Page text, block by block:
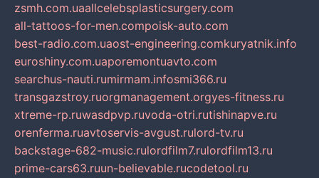
zsmh.com.uaallcelebsplasticsurgery.com
all-tattoos-for-men.compoisk-auto.com
best-radio.com.uaost-engineering.comkuryatnik.info
euroshiny.com.uaporemontuavto.com
searchus-nauti.rumirmam.infosmi366.ru
transgazstroy.ruorgmanagement.orgyes-fitness.ru
xtreme-rp.ruwasdpvp.ruvoda-otri.rutishinapve.ru
orenferma.ruavtoservis-avgust.rulord-tv.ru
backstage-682-music.rulordfilm7.rulordfilm13.ru
prime-cars63.ruun-believable.rucodetool.ru